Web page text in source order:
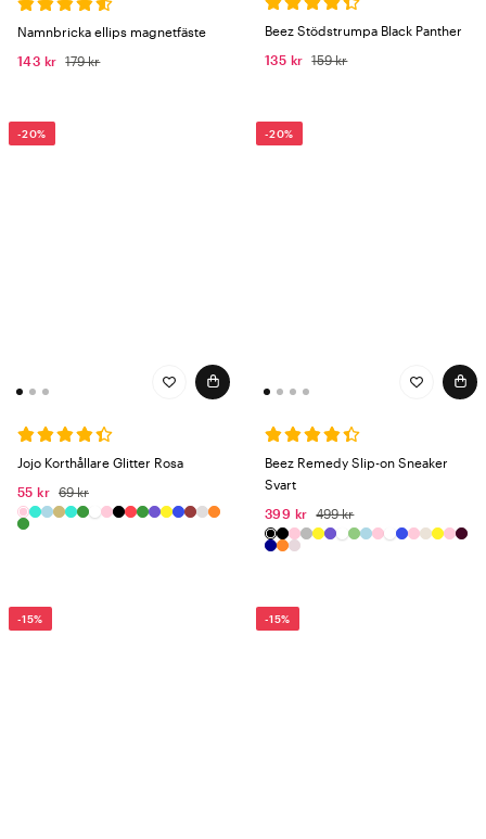
bee caring. bee patient. bee strong. bee healing. bee beez. #wearbeez
Namnbricka ellips magnetfäste
143 kr
179 kr
Beez Stödstrumpa Black Panther
135 kr
159 kr
-20%
Jojo Korthållare Glitter Rosa
55 kr 69 kr
-20%
Beez Remedy Slip-on Sneaker
Svart
399 kr
499 kr
-15% -15%